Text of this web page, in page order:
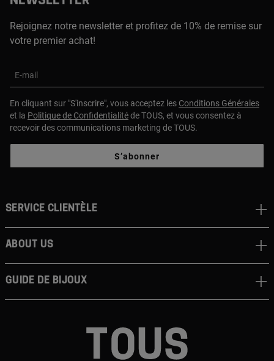
Rejoignez notre newsletter et profitez de 10% de remise sur
votre premier achat!
E-mail
En cliquant sur "S'inscrire", vous acceptez les Conditions Générales
et la Politique de Confidentialitéde TOUS, et vous consentez à
recevoir des communications marketing de TOUS.
S’abonner
Service clientèle
About us
Guide de bijoux